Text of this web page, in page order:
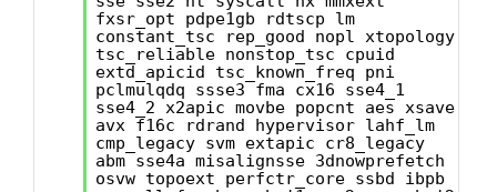
fxsr_opt pdpe1gb rdtscp lm
constant_tsc rep_good nopl xtopology
tsc_reliable nonstop_tsc cpuid
extd_apicid tsc_known_freq pni
pclmulqdq ssse3 fma cx16 sse4_1
sse4_2 x2apic movbe popcnt aes xsave
avx f16c rdrand hypervisor lahf_lm
cmp_legacy svm extapic cr8_legacy
abm sse4a misalignsse 3dnowprefetch
osvw topoext perfctr_core ssbd ibpb